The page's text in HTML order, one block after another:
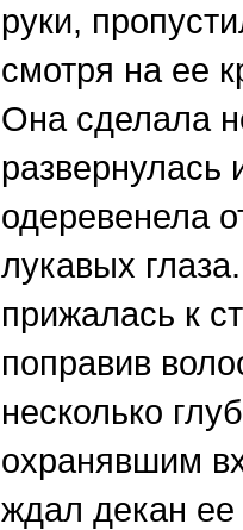
руки,
смотря на ее
Она сделала
развернулась
одеревенела
лукавых
прижалась к
поправив
несколько
охранявшим
ждал декан ее